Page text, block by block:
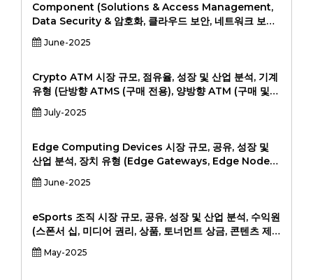
Component (Solutions & Access Management,
Data Security & 암호화, 클라우드 보안, 네트워크 보안,
엔드 포인트 보안, 웹 보안, 응용 프로그램 보안 및 기타),
배치 (클라우드 기반 및 온 프레미스), 조직 규모 (중소 기
Telecommunication, Locallic, Healthcare,
Goperation & Governing, Manufacturing &
Governing, Manufachion, Manuface 및 기타). 지
능, 포괄적 인 분석, 과거 데이터 및 예측 2022-2030
June-2025
Crypto ATM 시장 규모, 점유율, 성장 및 산업 분석, 기계
유형 (단방향 ATMS (구매 전용), 양방향 ATM (구매 및
판매) 별 Cryptocurrency (Bitcoin, Ethereum,
Litecoin, 기타) 별 위치 유형 (소매점, 운송 허브, 엔터테
July-2025
Edge Computing Devices 시장 규모, 공유, 성장 및
산업 분석, 장치 유형 (Edge Gateways, Edge Nodes,
Edge Server, Sensor Devices, 기타) 별 응용 프로그
램 (산업용 자동화, 원격 모니터링, 자율 주행 차, 의료 기
리티, 운송 및 물류, 기타), 2024-203, 2024-201.
June-2025
eSports 조직 시장 규모, 공유, 성장 및 산업 분석, 수익원
(스폰서 십, 미디어 권리, 상품, 토너먼트 상금, 콘텐츠 제
작) 별 게임 장르 (Moba, FPS, Battle Royale, Sports
Simulation, Fighting, RT)의 플랫폼 (PC, Console,
May-2025